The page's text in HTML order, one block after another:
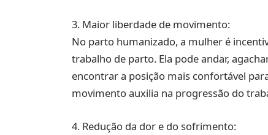
3. Maior liberdade de movimento:
No parto humanizado, a mulher é
trabalho de parto. Ela pode andar,
encontrar a posição mais confortável
movimento auxilia na progressão do
4. Redução da dor e do sofrimento: